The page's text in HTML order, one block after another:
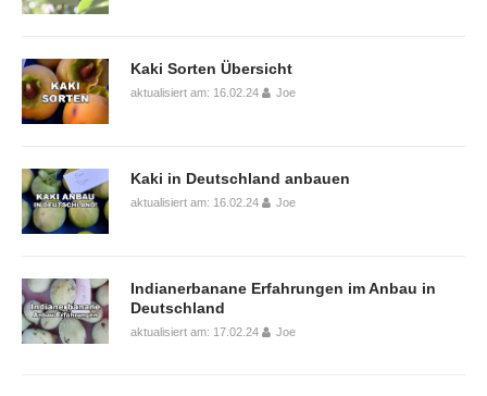
Kaki Sorten Übersicht
aktualisiert am: 16.02.24 Joe
Kaki in Deutschland anbauen
aktualisiert am: 16.02.24 Joe
Indianerbanane Erfahrungen im Anbau in
Deutschland
aktualisiert am: 17.02.24 Joe